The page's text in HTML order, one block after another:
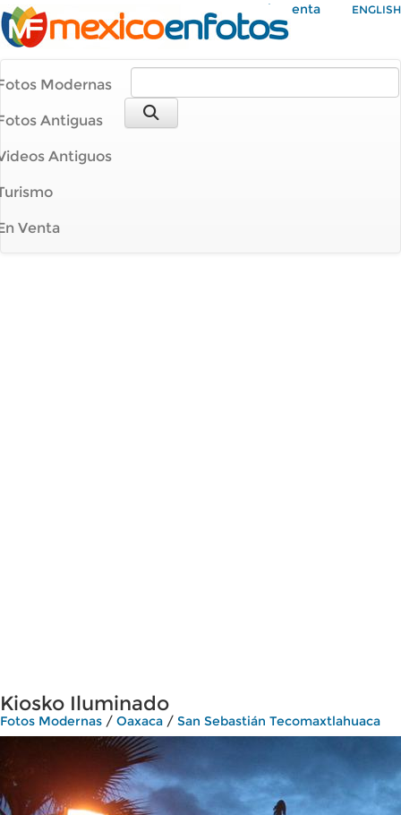
Mi Cuenta ENGLISH
Modernas
Antiguas
Antiguos
Venta
Kiosko Iluminado
Fotos Modernas / Oaxaca / San Sebastián Tecomaxtlahuaca